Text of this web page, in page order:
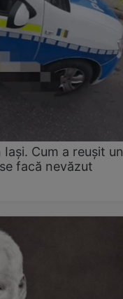
Cum a reușit un
facă nevăzut